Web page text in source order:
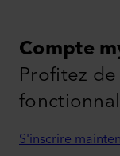
Compte
Profitez
S'inscrire